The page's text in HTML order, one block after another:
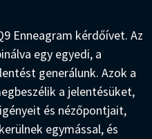
Enneagram kérdőívet. Az
egy egyedi, a
generálunk. Azok a
a jelentésüket,
és nézőpontjait,
egymással, és